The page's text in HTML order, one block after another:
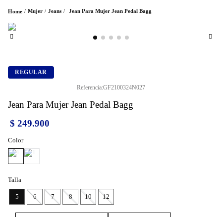
Mujer Jeans Jean Para Mujer Jean Pedal Bagg
REGULAR
Referencia:GF2100324N027
Jean Para Mujer Jean Pedal Bagg
$ 249.900
Color
Talla
5 6 7 8 10 12